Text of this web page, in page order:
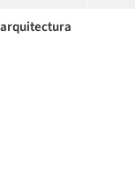
arquitectura